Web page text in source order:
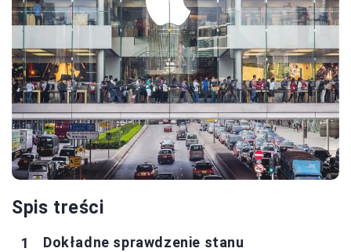
Spis treści
Dokładne sprawdzenie stanu